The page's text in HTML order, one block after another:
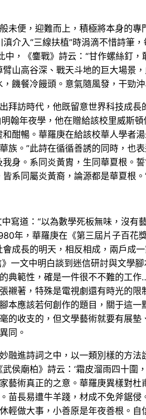
未便，迎難而上，積極將本身的
介入“三線扶植”時涓滴不惜詩筆
中，《鏖戰》詩云：“甘作螺絲釘
山高谷深、戰天斗地的巨大場景
饑餐冷饅頭。意氣隨風發，干勁
拜訪時代，他既留意世界科技成
翰年夜學，他在贈給該校里威斯
酣暢。華羅庚在給該校華人學者
族。”此詩在循循善誘的同時，也
身。系同炎黃胄，生同華夏根。
系同屬炎黃裔，論源都是華夏根。
寫道：“以為數學死板無味，沒
年，華羅庚在《第三屆片子百花
成長的明天，相反相成，兩戶成
一文中明白談到迷信研討與文學
典範性，確是一件很不不難的工
襯著，特殊是電視劇還有時光的
本應該若何創作的題目，關于這
的收支的，但文學藝術就要有展
同。
融進詩詞之中，以一類別樣的方法
侯廟柏》詩云：‘霜皮溜雨四十圍
術真正的之意。華羅庚異樣對
苗長易遭牛羊踐，材成不免斧鋸
輕做大事，小善原是年夜善根。